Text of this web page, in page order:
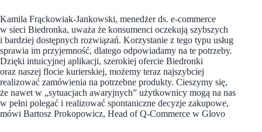
Kamila Frąckowiak-Jankowski, menedżer ds. e-commerce
w sieci Biedronka, uważa że konsumenci oczekują szybszych
i bardziej dostępnych rozwiązań. Korzystanie z tego typu usług
sprawia im przyjemność, dlatego odpowiadamy na te potrzeby.
Dzięki intuicyjnej aplikacji, szerokiej ofercie Biedronki
oraz naszej flocie kurierskiej, możemy teraz najszybciej
realizować zamówienia na potrzebne produkty. Cieszymy się,
że nawet w „sytuacjach awaryjnych” użytkownicy mogą na nas
w pełni polegać i realizować spontaniczne decyzje zakupowe,
mówi Bartosz Prokopowicz, Head of Q-Commerce w Glovo